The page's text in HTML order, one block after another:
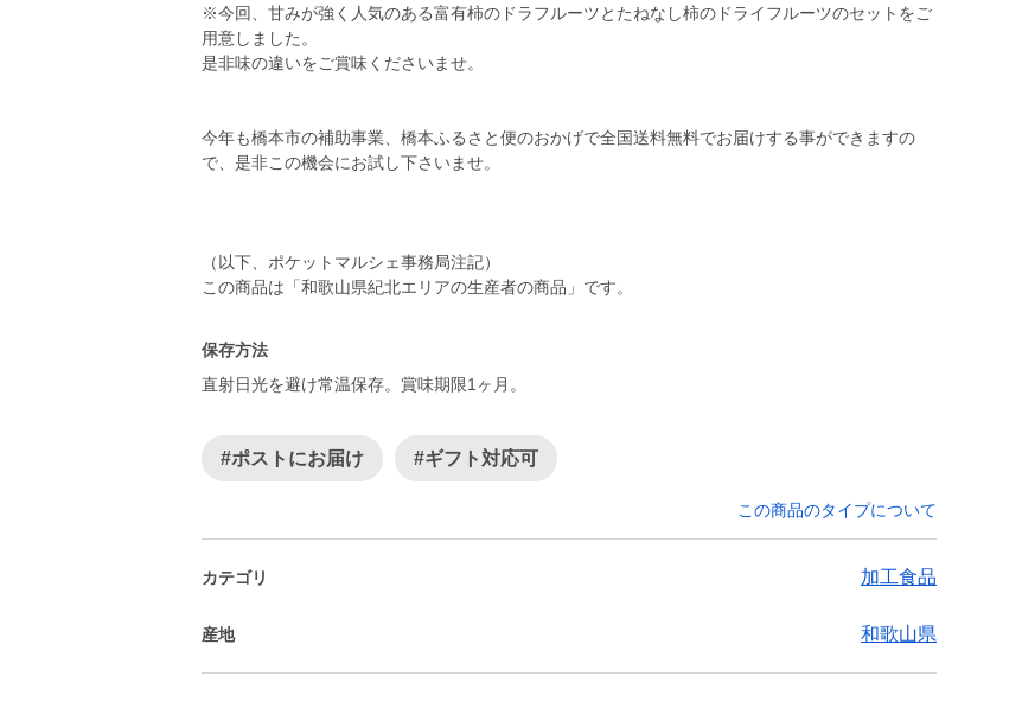
※今回、甘みが強く人気のある富有柿のドラフルーツとたねなし柿のドライフルーツのセットをご
用意しました。
是非味の違いをご賞味くださいませ。
今年も橋本市の補助事業、橋本ふるさと便のおかげで全国送料無料でお届けする事ができますの
で、是非この機会にお試し下さいませ。
（以下、ポケットマルシェ事務局注記）
この商品は「和歌山県紀北エリアの生産者の商品」です。
保存方法
直射日光を避け常温保存。賞味期限1ヶ月。
#ポストにお届け #ギフト対応可
この商品のタイプについて
カテゴリ 加工食品
産地 和歌山県